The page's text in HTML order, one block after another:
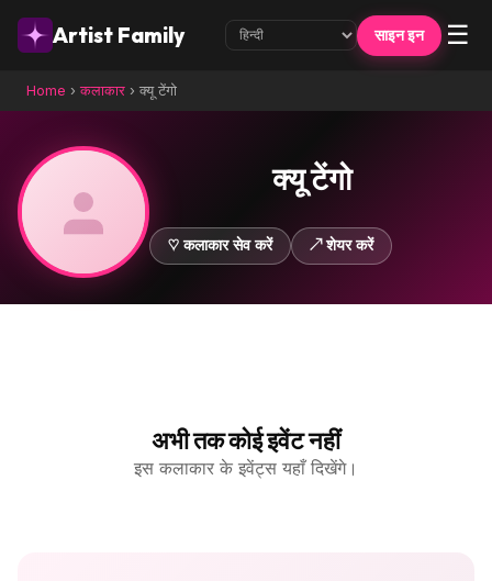
Artist Family साइन इन ☰
Home ›कलाकार › क्यू टेंगो
क्यू टेंगो
♡ कलाकार सेव करें ↗ शेयर करें
अभी तक कोई इवेंट नहीं
इस कलाकार के इवेंट्स यहाँ दिखेंगे।